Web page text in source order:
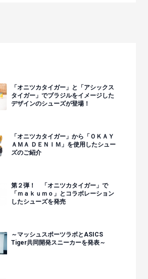
「オニツカタイガー」と「アシックス
タイガー」でブラジルをイメージした
デザインのシューズが登場！
「オニツカタイガー」から「ＯＫＡＹ
ＡＭＡ ＤＥＮＩＭ」を使用したシュー
ズのご紹介
第２弾！ 「オニツカタイガー」で
「ｍａｋｕｍｏ」とコラボレーション
したシューズを発売
～マッシュスポーツラボとASICS
Tiger共同開発スニーカーを発表～